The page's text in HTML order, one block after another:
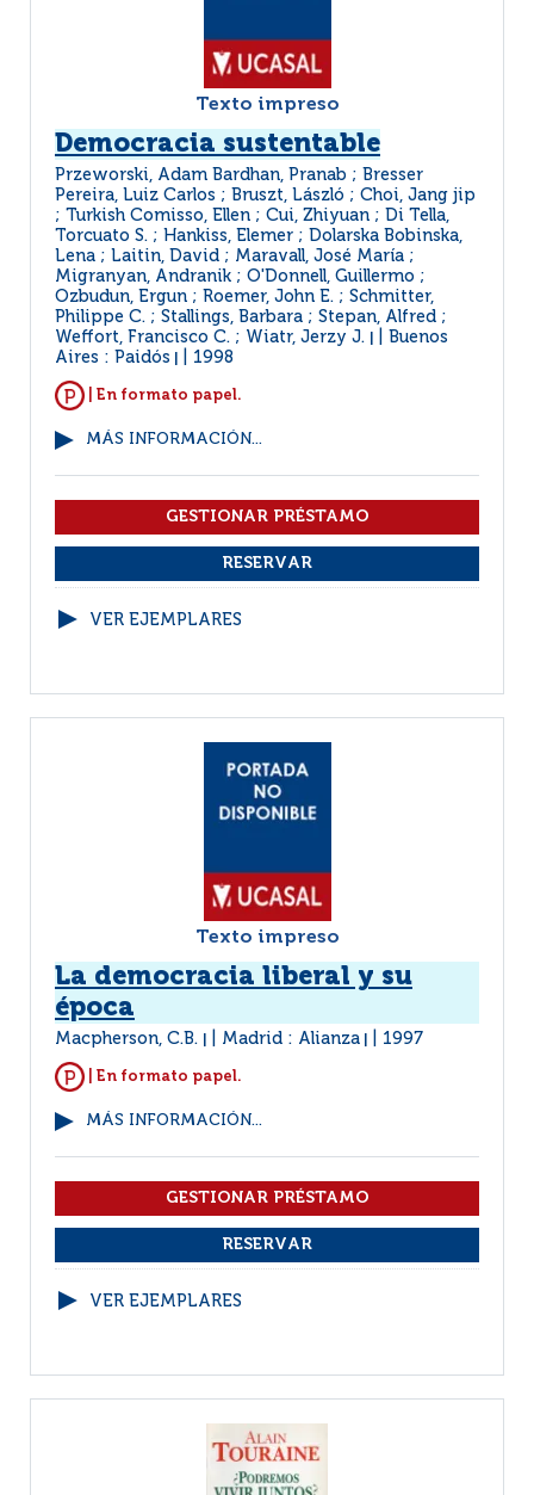
Texto impreso
Democracia sustentable
Przeworski, Adam Bardhan, Pranab ; Bresser
Pereira, Luiz Carlos ; Bruszt, László ; Choi, Jang jip
; Turkish Comisso, Ellen ; Cui, Zhiyuan ; Di Tella,
Torcuato S. ; Hankiss, Elemer ; Dolarska Bobinska,
Lena ; Laitin, David ; Maravall, José María ;
Migranyan, Andranik ; O'Donnell, Guillermo ;
Ozbudun, Ergun ; Roemer, John E. ; Schmitter,
Philippe C. ; Stallings, Barbara ; Stepan, Alfred ;
Weffort, Francisco C. ; Wiatr, Jerzy J.
Buenos
Aires : Paidós
1998
| En formato papel.
MÁS INFORMACIÓN...
VER EJEMPLARES
Texto impreso
La democracia liberal y su
época
Macpherson, C.B. Madrid : Alianza 1997
| En formato papel.
MÁS INFORMACIÓN...
VER EJEMPLARES